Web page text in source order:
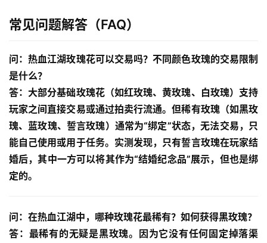
常见问题解答（FAQ）
问：热血江湖玫瑰花可以交易吗？不同颜色玫瑰的交易限制
是什么？
答：大部分基础玫瑰花（如红玫瑰、黄玫瑰、白玫瑰）支持
玩家之间直接交易或通过拍卖行流通。但稀有玫瑰（如黑玫
瑰、蓝玫瑰、誓言玫瑰）通常为“绑定”状态，无法交易，只
能自己使用或用于任务。实测发现，只有誓言玫瑰在玩家结
婚后，其中一方可以将其作为“结婚纪念品”展示，但也是绑
定的。
问：在热血江湖中，哪种玫瑰花最稀有？如何获得黑玫瑰？
答：最稀有的无疑是黑玫瑰。因为它没有任何固定掉落渠